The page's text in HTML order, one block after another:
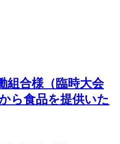
組合様（臨時大会
ら食品を提供いた